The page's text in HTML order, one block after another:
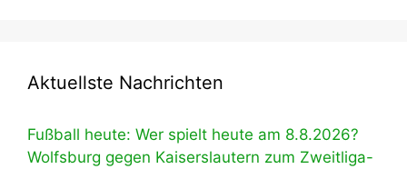
Aktuellste Nachrichten
Fußball heute: Wer spielt heute am 8.8.2026?
Wolfsburg gegen Kaiserslautern zum Zweitliga-